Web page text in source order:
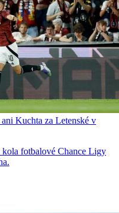
Kuchta za Letenské v
kola fotbalové Chance Ligy